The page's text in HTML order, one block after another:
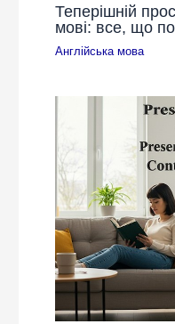
Теперішній
мові: все, що
Англійська мова